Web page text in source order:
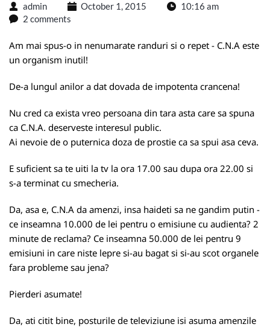
admin October 1, 2015
10:16 am
2 comments
Am mai spus-o in nenumarate randuri si o repet - C.N.A este
un organism inutil!
De-a lungul anilor a dat dovada de impotenta crancena!
Nu cred ca exista vreo persoana din tara asta care sa spuna
ca C.N.A. deserveste interesul public.
Ai nevoie de o puternica doza de prostie ca sa spui asa ceva.
E suficient sa te uiti la tv la ora 17.00 sau dupa ora 22.00 si
s-a terminat cu smecheria.
Da, asa e, C.N.A da amenzi, insa haideti sa ne gandim putin -
ce inseamna 10.000 de lei pentru o emisiune cu audienta? 2
minute de reclama? Ce inseamna 50.000 de lei pentru 9
emisiuni in care niste lepre si-au bagat si si-au scot organele
fara probleme sau jena?
Pierderi asumate!
Da, ati citit bine, posturile de televiziune isi asuma amenzile